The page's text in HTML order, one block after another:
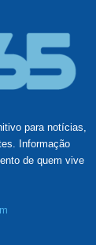
para notícias,
Informação
de quem vive